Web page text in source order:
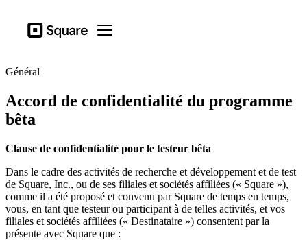
Square Open menu
Secteurs d’actitivé
Matériel
Tarification
Ressources
Assistance
Panier
Secteurs d’actitivé
Général
Accord de confidentialité du programme
bêta
Clause de confidentialité pour le testeur bêta
Dans le cadre des activités de recherche et développement et de test
de Square, Inc., ou de ses filiales et sociétés affiliées (« Square »),
comme il a été proposé et convenu par Square de temps en temps,
vous, en tant que testeur ou participant à de telles activités, et vos
filiales et sociétés affiliées (« Destinataire ») consentent par la
présente avec Square que :